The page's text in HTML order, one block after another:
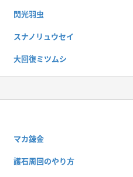
閃光羽虫
スナノリュウセイ
大回復ミツムシ
マカ錬金
護石周回のやり方